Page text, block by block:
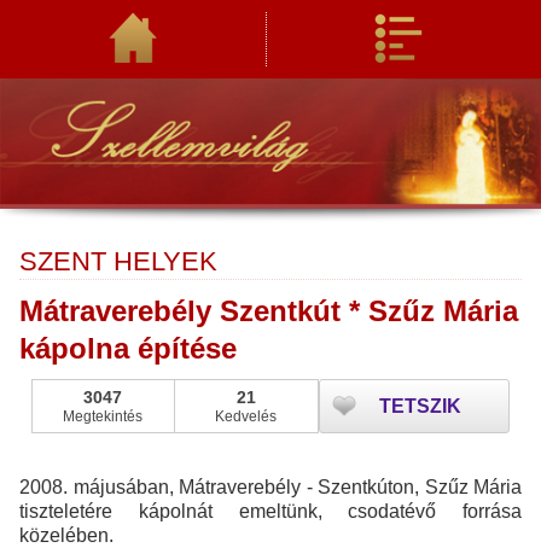
SZENT HELYEK
Mátraverebély Szentkút * Szűz Mária
kápolna építése
3047
Megtekintés
21
Kedvelés TETSZIK
2008. májusában, Mátraverebély - Szentkúton, Szűz Mária
tiszteletére kápolnát emeltünk, csodatévő forrása
közelében.